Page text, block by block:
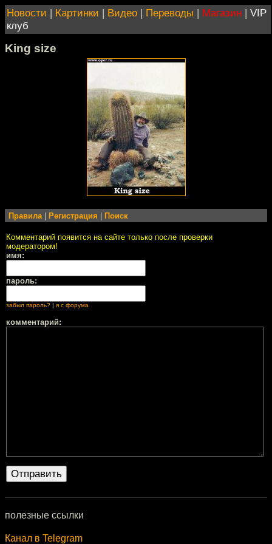
Новости | Картинки | Видео | Переводы | Магазин | VIP
клуб
King size
Правила Регистрация Поиск
Комментарий появится на сайте только после проверки
модератором!
имя:
пароль:
забыл пароль? | я с форума
комментарий:
полезные ссылки
Канал в Telegram